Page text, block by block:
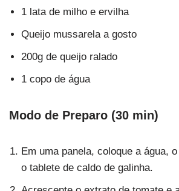
1 lata de milho e ervilha
Queijo mussarela a gosto
200g de queijo ralado
1 copo de água
Modo de Preparo (30 min)
Em uma panela, coloque a água,
o tablete de caldo de galinha.